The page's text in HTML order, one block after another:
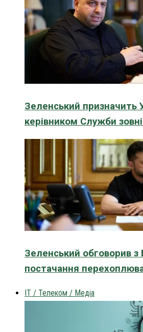
Зеленський призначить
керівником Служби
Зеленський обговорив з
постачання
IT / Телеком / Медіа